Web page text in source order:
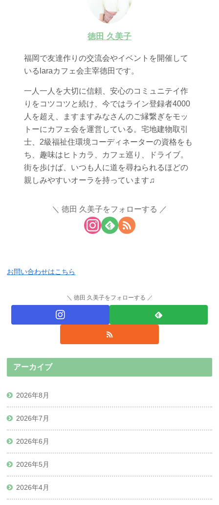
徳田 久美子
福岡で友達作りの交流会やイベントを開催して
いるlaraカフェ会主宰徳田です。
一人一人を大切に信頼、安心のコミュニテイ作
りをコツコツと続け、今ではライン登録者4000
人を超え、ますますみなさんのご縁繋ぎをモッ
トーにカフェ会を運営している。宅地建物取引
士、2級福祉住環境コーディネーターの資格をも
ち、趣味はヒトカラ、カフェ巡り、ドライブ。
街を歩けば、いつも人に道を尋ねられるほどの
親しみやすいオーラを持っています♫
徳田 久美子をフォローする
お問い合わせはこちら
徳田 久美子をフォローする
アーカイブ
2026年8月
2026年7月
2026年6月
2026年5月
2026年4月